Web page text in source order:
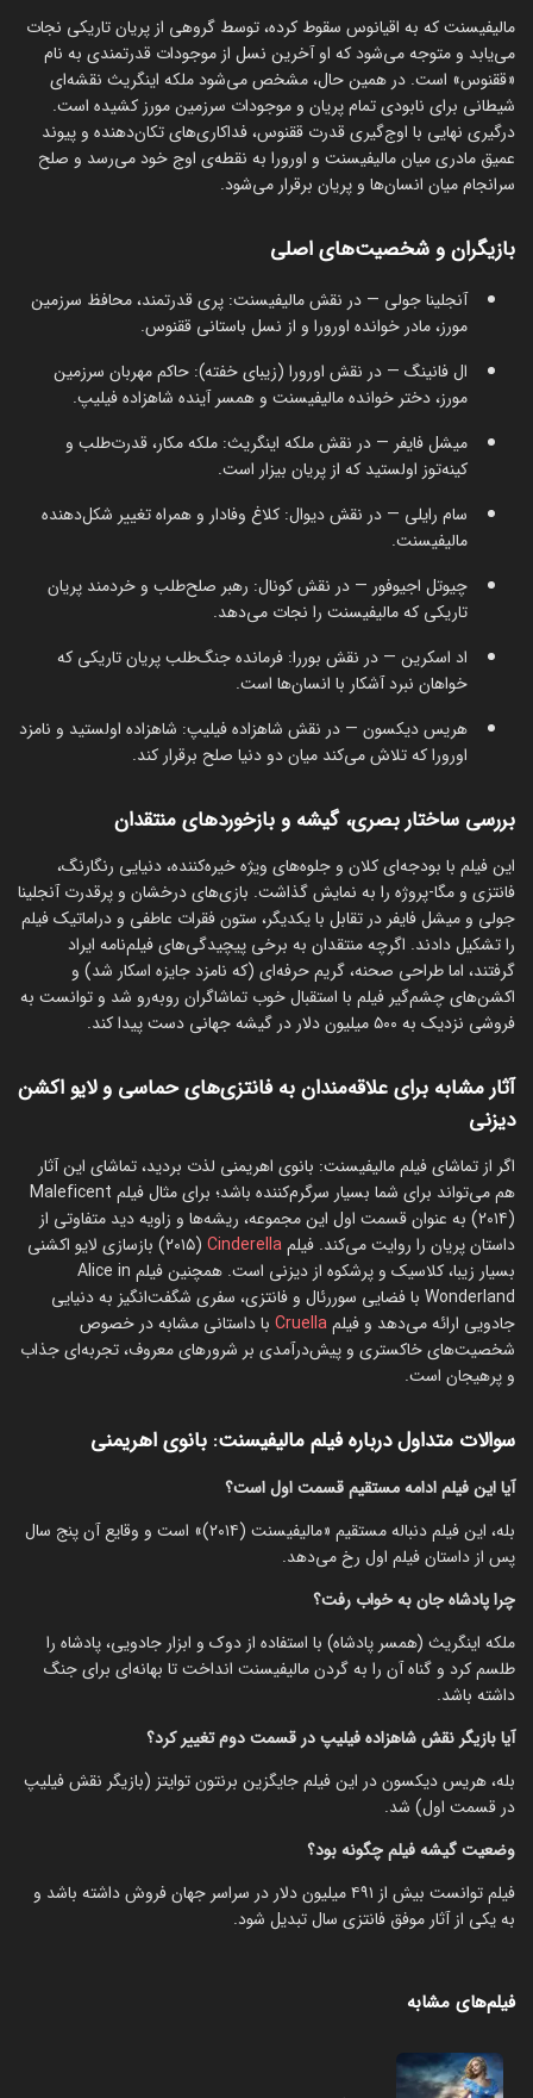
مالیفیسنت که به اقیانوس سقوط کرده، توسط گروهی از پریان تاریکی نجات
می‌یابد و متوجه می‌شود که او آخرین نسل از موجودات قدرتمندی به نام
«ققنوس» است. در همین حال، مشخص می‌شود ملکه اینگریث نقشه‌ای
شیطانی برای نابودی تمام پریان و موجودات سرزمین مورز کشیده است.
درگیری نهایی با اوج‌گیری قدرت ققنوس، فداکاری‌های تکان‌دهنده و پیوند
عمیق مادری میان مالیفیسنت و اورورا به نقطه‌ی اوج خود می‌رسد و صلح
سرانجام میان انسان‌ها و پریان برقرار می‌شود.
بازیگران و شخصیت‌های اصلی
آنجلینا جولی — در نقش مالیفیسنت: پری قدرتمند، محافظ سرزمین
مورز، مادر خوانده اورورا و از نسل باستانی ققنوس.
ال فانینگ — در نقش اورورا (زیبای خفته): حاکم مهربان سرزمین
مورز، دختر خوانده مالیفیسنت و همسر آینده شاهزاده فیلیپ.
میشل فایفر — در نقش ملکه اینگریث: ملکه مکار، قدرت‌طلب و
کینه‌توز اولستید که از پریان بیزار است.
سام رایلی — در نقش دیوال: کلاغ وفادار و همراه تغییر شکل‌دهنده
مالیفیسنت.
چیوتل اجیوفور — در نقش کونال: رهبر صلح‌طلب و خردمند پریان
تاریکی که مالیفیسنت را نجات می‌دهد.
اد اسکرین — در نقش بوررا: فرمانده جنگ‌طلب پریان تاریکی که
خواهان نبرد آشکار با انسان‌ها است.
هریس دیکسون — در نقش شاهزاده فیلیپ: شاهزاده اولستید و نامزد
اورورا که تلاش می‌کند میان دو دنیا صلح برقرار کند.
بررسی ساختار بصری، گیشه و بازخوردهای منتقدان
این فیلم با بودجه‌ای کلان و جلوه‌های ویژه خیره‌کننده، دنیایی رنگارنگ،
فانتزی و مگا-پروژه را به نمایش گذاشت. بازی‌های درخشان و پرقدرت آنجلینا
جولی و میشل فایفر در تقابل با یکدیگر، ستون فقرات عاطفی و دراماتیک فیلم
را تشکیل دادند. اگرچه منتقدان به برخی پیچیدگی‌های فیلم‌نامه ایراد
گرفتند، اما طراحی صحنه، گریم حرفه‌ای (که نامزد جایزه اسکار شد) و
اکشن‌های چشم‌گیر فیلم با استقبال خوب تماشاگران روبه‌رو شد و توانست به
فروشی نزدیک به ۵۰۰ میلیون دلار در گیشه جهانی دست پیدا کند.
آثار مشابه برای علاقه‌مندان به فانتزی‌های حماسی و لایو اکشن
دیزنی
اگر از تماشای فیلم مالیفیسنت: بانوی اهریمنی لذت بردید، تماشای این آثار
هم می‌تواند برای شما بسیار سرگرم‌کننده باشد؛ برای مثال فیلم Maleficent
(۲۰۱۴) به عنوان قسمت اول این مجموعه، ریشه‌ها و زاویه دید متفاوتی از
داستان پریان را روایت می‌کند. فیلمCinderella
(۲۰۱۵) بازسازی لایو اکشنی
بسیار زیبا، کلاسیک و پرشکوه از دیزنی است. همچنین فیلم Alice in
Wonderland با فضایی سوررئال و فانتزی، سفری شگفت‌انگیز به دنیایی
جادویی ارائه می‌دهد و فیلمCruella با داستانی مشابه در خصوص
شخصیت‌های خاکستری و پیش‌درآمدی بر شرورهای معروف، تجربه‌ای جذاب
و پرهیجان است.
سوالات متداول درباره فیلم مالیفیسنت: بانوی اهریمنی
آیا این فیلم ادامه مستقیم قسمت اول است؟
بله، این فیلم دنباله مستقیم «مالیفیسنت (۲۰۱۴)» است و وقایع آن پنج سال
پس از داستان فیلم اول رخ می‌دهد.
چرا پادشاه جان به خواب رفت؟
ملکه اینگریث (همسر پادشاه) با استفاده از دوک و ابزار جادویی، پادشاه را
طلسم کرد و گناه آن را به گردن مالیفیسنت انداخت تا بهانه‌ای برای جنگ
داشته باشد.
آیا بازیگر نقش شاهزاده فیلیپ در قسمت دوم تغییر کرد؟
بله، هریس دیکسون در این فیلم جایگزین برنتون توایتز (بازیگر نقش فیلیپ
در قسمت اول) شد.
وضعیت گیشه فیلم چگونه بود؟
فیلم توانست بیش از ۴۹۱ میلیون دلار در سراسر جهان فروش داشته باشد و
به یکی از آثار موفق فانتزی سال تبدیل شود.
فیلم‌های مشابه